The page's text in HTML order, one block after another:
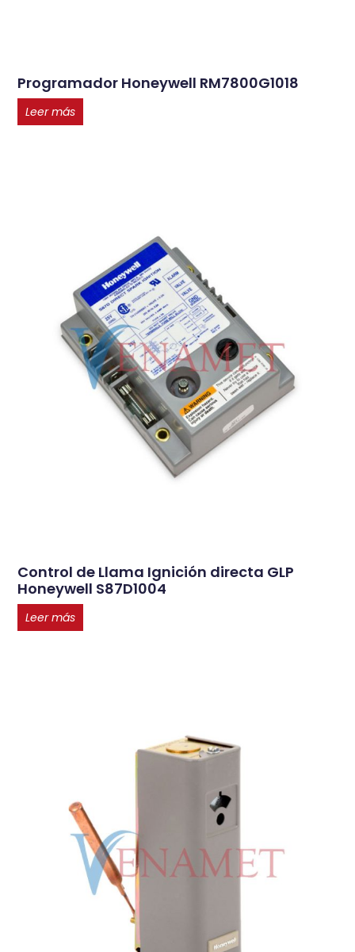
Programador Honeywell RM7800G1018
Leer más
Control de Llama Ignición directa GLP
Honeywell S87D1004
Leer más